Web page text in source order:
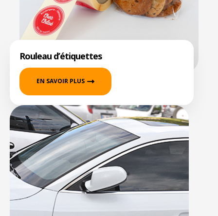
Rouleau d’étiquettes
EN SAVOIR PLUS